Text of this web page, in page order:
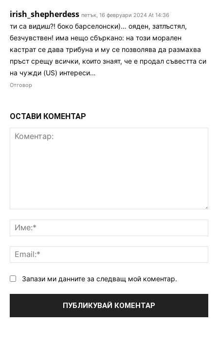
irish_shepherdess петък, 16 февруари 2024 At 14:36
ти са видиш?! боко барселонски)… ояден, затлъстял,
безчувствен! има нещо сбъркано: на този морален
кастрат се дава трибуна и му се позволява да размахва
пръст срещу всички, които знаят, че е продал съвестта си
на чужди (US) интереси…
Отговор
ОСТАВИ КОМЕНТАР
Запази ми данните за следващ мой коментар.